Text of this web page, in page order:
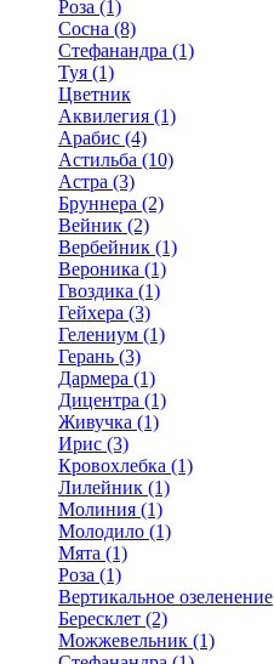
Роза (1)
Сосна (8)
Стефанандра (1)
Туя (1)
Цветник
Аквилегия (1)
Арабис (4)
Астильба (10)
Астра (3)
Бруннера (2)
Вейник (2)
Вербейник (1)
Вероника (1)
Гвоздика (1)
Гейхера (3)
Гелениум (1)
Герань (3)
Дармера (1)
Дицентра (1)
Живучка (1)
Ирис (3)
Кровохлебка (1)
Лилейник (1)
Молиния (1)
Молодило (1)
Мята (1)
Роза (1)
Вертикальное озеленение
Бересклет (2)
Можжевельник (1)